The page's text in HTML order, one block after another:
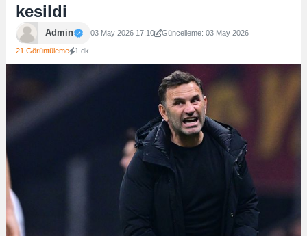
kesildi
Admin 03 May 2026 17:10 Güncelleme: 03 May 2026
21 Görüntüleme 1 dk.